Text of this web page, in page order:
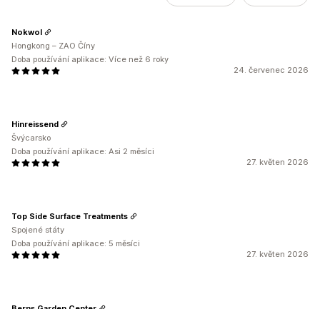
24. červenec 2026
Nokwol
Hongkong – ZAO Číny
Doba používání aplikace: Více než 6 roky
27. květen 2026
Hinreissend
Švýcarsko
Doba používání aplikace: Asi 2 měsíci
27. květen 2026
Top Side Surface Treatments
Spojené státy
Doba používání aplikace: 5 měsíci